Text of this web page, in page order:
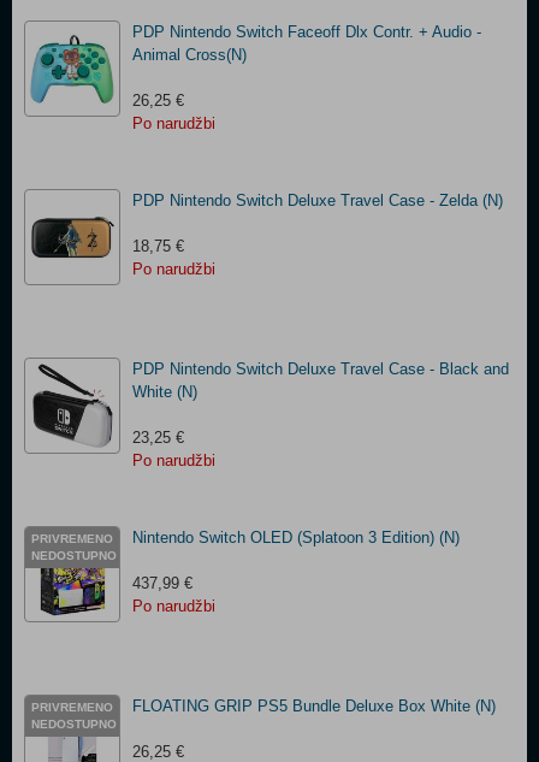
PDP Nintendo Switch Faceoff Dlx Contr. + Audio -
Animal Cross(N)
26,25 €
Po narudžbi
PDP Nintendo Switch Deluxe Travel Case - Zelda (N)
18,75 €
Po narudžbi
PDP Nintendo Switch Deluxe Travel Case - Black and
White (N)
23,25 €
Po narudžbi
PRIVREMENO
NEDOSTUPNO
Nintendo Switch OLED (Splatoon 3 Edition) (N)
437,99 €
Po narudžbi
PRIVREMENO
NEDOSTUPNO
FLOATING GRIP PS5 Bundle Deluxe Box White (N)
26,25 €